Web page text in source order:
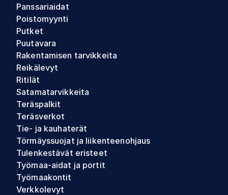
Panssariaidat
Poistomyynti
Putket
Puutavara
Rakentamisen tarvikkeita
Reikälevyt
Ritilät
Satamatarvikkeita
Teräspalkit
Teräsverkot
Tie- ja kauhaterät
Törmäyssuojat ja liikenteenohjaus
Tulenkestävät eristeet
Työmaa-aidat ja portit
Työmaakontit
Verkkolevyt